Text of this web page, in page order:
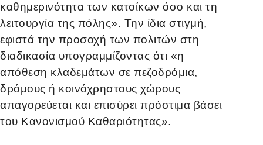
καθημερινότητα των κατοίκων όσο και τη
λειτουργία της πόλης». Την ίδια στιγμή,
εφιστά την προσοχή των πολιτών στη
διαδικασία υπογραμμίζοντας ότι «η
απόθεση κλαδεμάτων σε πεζοδρόμια,
δρόμους ή κοινόχρηστους χώρους
απαγορεύεται και επισύρει πρόστιμα βάσει
του Κανονισμού Καθαριότητας».